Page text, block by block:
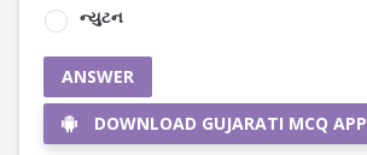
ન્યુટન
ANSWER
DOWNLOAD GUJARATI MCQ APP